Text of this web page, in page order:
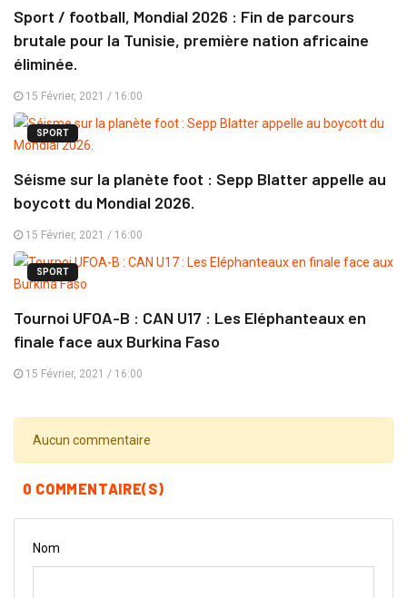
Sport / football, Mondial 2026 : Fin de parcours
brutale pour la Tunisie, première nation africaine
éliminée.
15 Février, 2021 / 16:00
SPORT
Séisme sur la planète foot : Sepp Blatter appelle au
boycott du Mondial 2026.
15 Février, 2021 / 16:00
SPORT
Tournoi UFOA-B : CAN U17 : Les Eléphanteaux en
finale face aux Burkina Faso
15 Février, 2021 / 16:00
Aucun commentaire
0 COMMENTAIRE(S)
Nom